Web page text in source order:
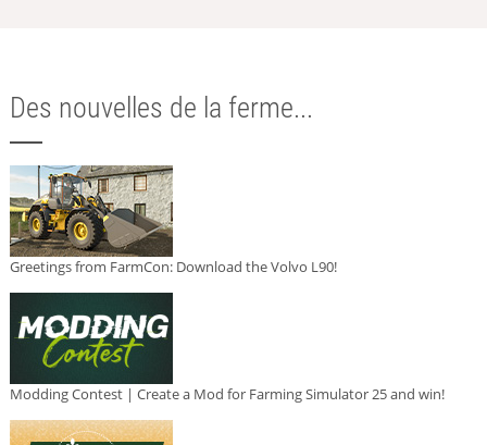
Des nouvelles de la ferme...
Greetings from FarmCon: Download the Volvo L90!
Modding Contest | Create a Mod for Farming Simulator 25 and win!